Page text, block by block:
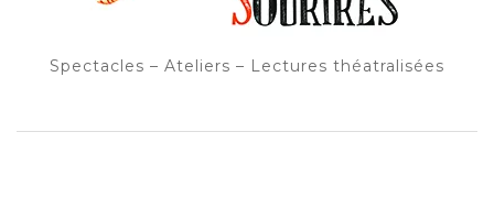
Spectacles – Ateliers – Lectures théatralisées